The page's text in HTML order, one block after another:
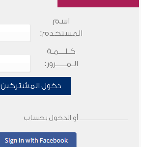
اسم
المستخدم:
كـلـــمـة
الـمـــــرور:
دخول المشتركين
أو الدخول بحساب